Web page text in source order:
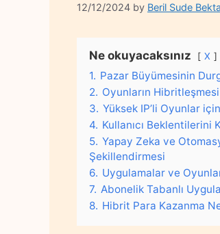
12/12/2024 by Beril Sude
Ne okuyacaksınız X
1. Pazar Büyümesinin
2. Oyunların Hibritleşmesi
3. Yüksek IP’li Oyunlar
4. Kullanıcı Beklentilerini
5. Yapay Zeka ve
Şekillendirmesi
6. Uygulamalar ve
7. Abonelik Tabanlı
8. Hibrit Para Kazanma